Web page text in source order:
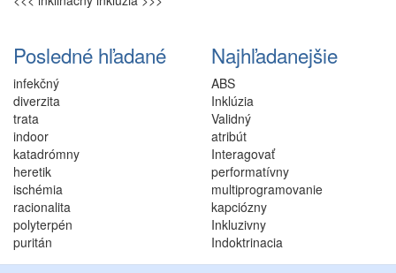
Posledné hľadané
infekčný
diverzita
trata
indoor
katadrómny
heretik
ischémia
racionalita
polyterpén
puritán
Najhľadanejšie
ABS
Inklúzia
Validný
atribút
Interagovať
performatívny
multiprogramovanie
kapciózny
Inkluzivny
Indoktrinacia